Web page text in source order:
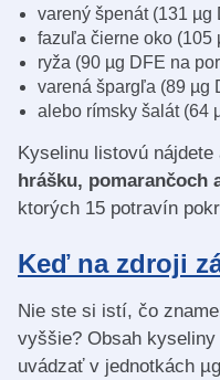
varený špenát (131 µg
fazuľa čierne oko (105
ryža (90 µg DFE na
varená špargľa (89 µg
alebo rímsky šalát (64
Kyselinu listovú nájdete
hrášku, pomarančoch
ktorých 15 potravín
Keď na zdroji
Nie ste si istí, čo
vyššie? Obsah
uvádzať v jednotkách